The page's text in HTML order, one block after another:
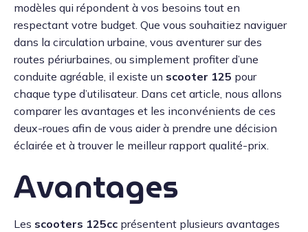
modèles qui répondent à vos besoins tout en
respectant votre budget. Que vous souhaitiez naviguer
dans la circulation urbaine, vous aventurer sur des
routes périurbaines, ou simplement profiter d’une
conduite agréable, il existe un scooter 125 pour
chaque type d’utilisateur. Dans cet article, nous allons
comparer les avantages et les inconvénients de ces
deux-roues afin de vous aider à prendre une décision
éclairée et à trouver le meilleur rapport qualité-prix.
Avantages
Les scooters 125cc présentent plusieurs avantages